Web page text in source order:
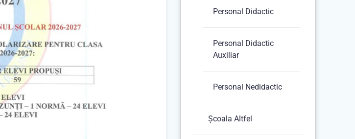
Personal Didactic
Personal Didactic
Auxiliar
Personal Nedidactic
Școala Altfel